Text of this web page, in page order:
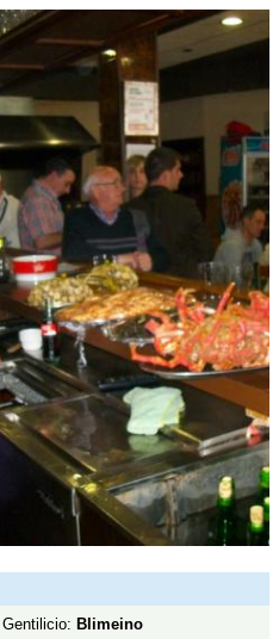
Gentilicio: Blimeino